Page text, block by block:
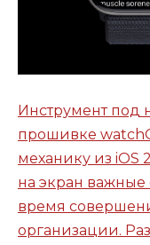
Инструмент под
прошивке
механику из iOS
на экран важные
время
организации.